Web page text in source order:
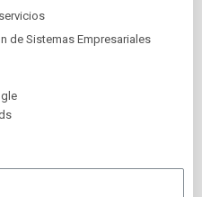
de Sistemas Empresariales